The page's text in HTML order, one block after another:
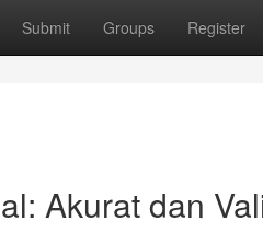
Submit Groups Register
Akurat dan